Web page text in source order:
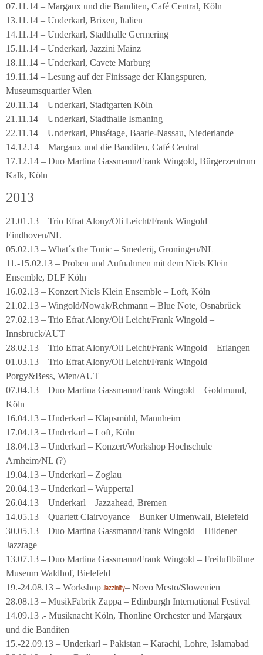
07.11.14 – Margaux und die Banditen, Café Central, Köln
13.11.14 – Underkarl, Brixen, Italien
14.11.14 – Underkarl, Stadthalle Germering
15.11.14 – Underkarl, Jazzini Mainz
18.11.14 – Underkarl, Cavete Marburg
19.11.14 – Lesung auf der Finissage der Klangspuren,
Museumsquartier Wien
20.11.14 – Underkarl, Stadtgarten Köln
21.11.14 – Underkarl, Stadthalle Ismaning
22.11.14 – Underkarl, Plusétage, Baarle-Nassau, Niederlande
14.12.14 – Margaux und die Banditen, Café Central
17.12.14 – Duo Martina Gassmann/Frank Wingold, Bürgerzentrum
Kalk, Köln
2013
21.01.13 – Trio Efrat Alony/Oli Leicht/Frank Wingold –
Eindhoven/NL
05.02.13 – What´s the Tonic – Smederij, Groningen/NL
11.-15.02.13 – Proben und Aufnahmen mit dem Niels Klein
Ensemble, DLF Köln
16.02.13 – Konzert Niels Klein Ensemble – Loft, Köln
21.02.13 – Wingold/Nowak/Rehmann – Blue Note, Osnabrück
27.02.13 – Trio Efrat Alony/Oli Leicht/Frank Wingold –
Innsbruck/AUT
28.02.13 – Trio Efrat Alony/Oli Leicht/Frank Wingold – Erlangen
01.03.13 – Trio Efrat Alony/Oli Leicht/Frank Wingold –
Porgy&Bess, Wien/AUT
07.04.13 – Duo Martina Gassmann/Frank Wingold – Goldmund,
Köln
16.04.13 – Underkarl – Klapsmühl, Mannheim
17.04.13 – Underkarl – Loft, Köln
18.04.13 – Underkarl – Konzert/Workshop Hochschule
Arnheim/NL (?)
19.04.13 – Underkarl – Zoglau
20.04.13 – Underkarl – Wuppertal
26.04.13 – Underkarl – Jazzahead, Bremen
14.05.13 – Quartett Clairvoyance – Bunker Ulmenwall, Bielefeld
30.05.13 – Duo Martina Gassmann/Frank Wingold – Hildener
Jazztage
13.07.13 – Duo Martina Gassmann/Frank Wingold – Freiluftbühne
Museum Waldhof, Bielefeld
19.-24.08.13 – Workshop Jazzinity– Novo Mesto/Slowenien
28.08.13 – MusikFabrik Zappa – Edinburgh International Festival
14.09.13 .- Musiknacht Köln, Thonline Orchester und Margaux
und die Banditen
15.-22.09.13 – Underkarl – Pakistan – Karachi, Lohre, Islamabad